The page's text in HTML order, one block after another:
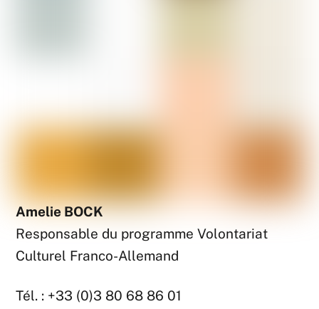
Amelie BOCK
Responsable du programme Volontariat
Culturel Franco-Allemand
Tél. : +33 (0)3 80 68 86 01